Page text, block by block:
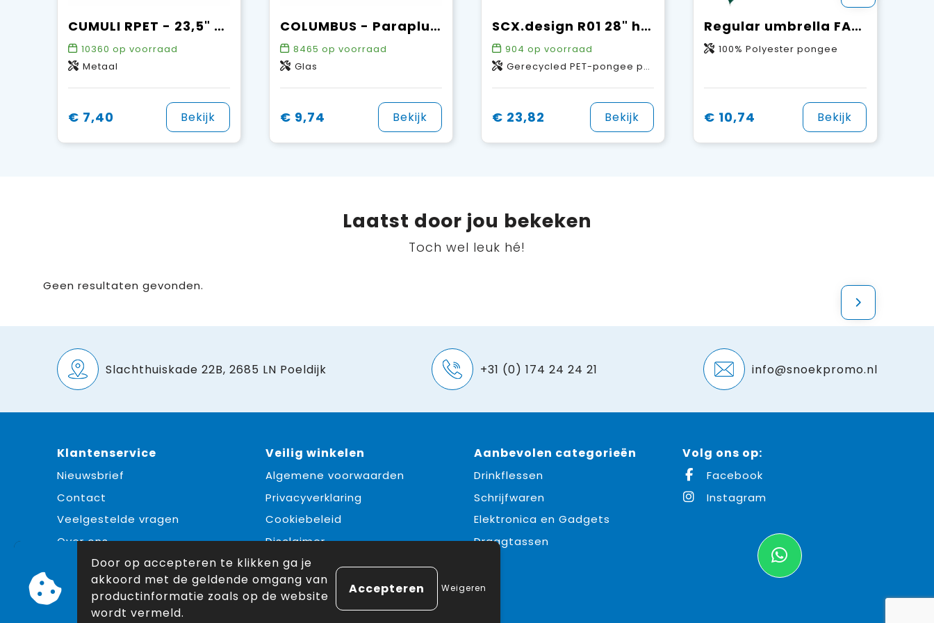
CUMULI RPET - 23,5" paraplu RPET
10360 op voorraad
Metaal
€ 7,40 Bekijk
COLUMBUS - Paraplu vierkant windbestendig
8465 op voorraad
Glas
€ 9,74 Bekijk
SCX.design R01 28" halfautomatische paraplu
904 op voorraad
Gerecycled PET-pongee polyester, ABS-kunststof, Rubber
€ 23,82 Bekijk
Regular umbrella FARE® Fashion AC
100% Polyester pongee
€ 10,74 Bekijk
Laatst door jou bekeken
Toch wel leuk hé!
Geen resultaten gevonden.
Slachthuiskade 22B, 2685 LN Poeldijk +31 (0) 174 24 24 21 info@snoekpromo.nl
Klantenservice
Nieuwsbrief
Contact
Veelgestelde vragen
Over ons
Veilig winkelen
Algemene voorwaarden
Privacyverklaring
Cookiebeleid
Disclaimer
Aanbevolen categorieën
Drinkflessen
Schrijfwaren
Elektronica en Gadgets
Draagtassen
Volg ons op:
Facebook
Instagram
© Copyright Snoekpromo 2026
Door op accepteren te klikken ga je
akkoord met de geldende omgang van
productinformatie zoals op de website
wordt vermeld.
Weigeren